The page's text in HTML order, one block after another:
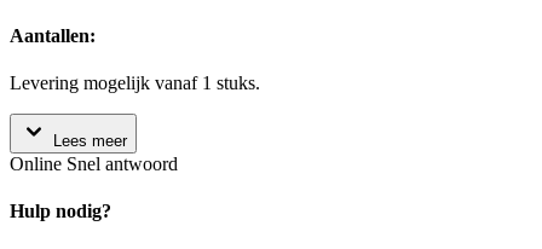
Aantallen:
Levering mogelijk vanaf 1 stuks.
Lees meer
Online Snel antwoord
Hulp nodig?